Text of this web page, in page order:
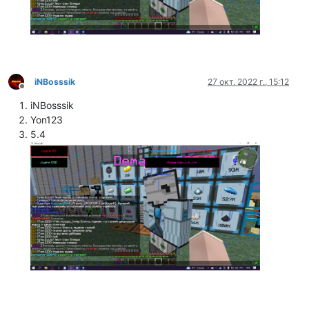
Не в сети
iNBosssik 27 окт. 2022 г., 15:12
iNBosssik
Yon123
5.4